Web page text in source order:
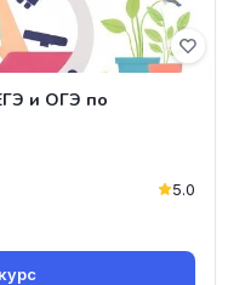
и ОГЭ по
5.0